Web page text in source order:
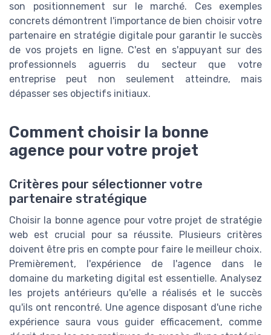
son positionnement sur le marché. Ces exemples
concrets démontrent l'importance de bien choisir votre
partenaire en stratégie digitale pour garantir le succès
de vos projets en ligne. C'est en s'appuyant sur des
professionnels aguerris du secteur que votre
entreprise peut non seulement atteindre, mais
dépasser ses objectifs initiaux.
Comment choisir la bonne
agence pour votre projet
Critères pour sélectionner votre
partenaire stratégique
Choisir la bonne agence pour votre projet de stratégie
web est crucial pour sa réussite. Plusieurs critères
doivent être pris en compte pour faire le meilleur choix.
Premièrement, l'expérience de l'agence dans le
domaine du marketing digital est essentielle. Analysez
les projets antérieurs qu'elle a réalisés et le succès
qu'ils ont rencontré. Une agence disposant d'une riche
expérience saura vous guider efficacement, comme